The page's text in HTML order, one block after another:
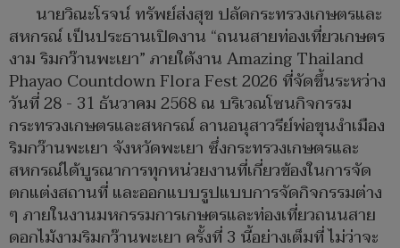
นายวิณะโรจน์ ทรัพย์ส่งสุข ปลัดกระทรวงเกษตรและ
สหกรณ์ เป็นประธานเปิดงาน “ถนนสายท่องเที่ยวเกษตร
งาม ริมกว๊านพะเยา” ภายใต้งาน Amazing Thailand
Phayao Countdown Flora Fest 2026 ที่จัดขึ้นระหว่าง
วันที่ 28 - 31 ธันวาคม 2568 ณ บริเวณโซนกิจกรรม
กระทรวงเกษตรและสหกรณ์ ลานอนุสาวรีย์พ่อขุนงำเมือง
ริมกว๊านพะเยา จังหวัดพะเยา ซึ่งกระทรวงเกษตรและ
สหกรณ์ได้บูรณาการทุกหน่วยงานที่เกี่ยวข้องในการจัด
ตกแต่งสถานที่ และออกแบบรูปแบบการจัดกิจกรรมต่าง
ๆ ภายในงานมหกรรมการเกษตรและท่องเที่ยวถนนสาย
ดอกไม้งามริมกว๊านพะเยา ครั้งที่ 3 นี้อย่างเต็มที่ ไม่ว่าจะ